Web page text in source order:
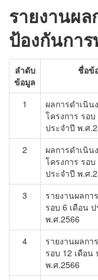
บ
รายงานผล
ป้องกันการ
ลำดับ
ข้อมูล
ชื่อข้
1
ผลการดำเนิน
โครงการ รอบ
ประจำปี พ.ศ
2
ผลการดำเนิน
โครงการ รอ
ประจำปี พ.ศ
3
รายงานผลกา
รอบ 6 เดือน
พ.ศ.2566
4
รายงานผลกา
รอบ 12 เดือน
พ.ศ.2566